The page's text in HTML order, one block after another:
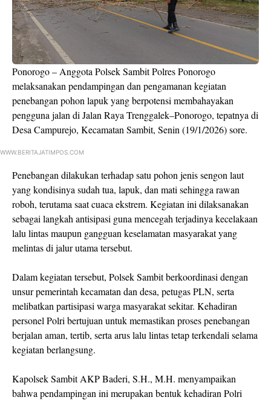
Ponorogo – Anggota Polsek Sambit Polres Ponorogo
melaksanakan pendampingan dan pengamanan kegiatan
penebangan pohon lapuk yang berpotensi membahayakan
pengguna jalan di Jalan Raya Trenggalek–Ponorogo, tepatnya di
Desa Campurejo, Kecamatan Sambit, Senin (19/1/2026) sore.
WWW.BERITAJATIMPOS.COM
Penebangan dilakukan terhadap satu pohon jenis sengon laut
yang kondisinya sudah tua, lapuk, dan mati sehingga rawan
roboh, terutama saat cuaca ekstrem. Kegiatan ini dilaksanakan
sebagai langkah antisipasi guna mencegah terjadinya kecelakaan
lalu lintas maupun gangguan keselamatan masyarakat yang
melintas di jalur utama tersebut.
Dalam kegiatan tersebut, Polsek Sambit berkoordinasi dengan
unsur pemerintah kecamatan dan desa, petugas PLN, serta
melibatkan partisipasi warga masyarakat sekitar. Kehadiran
personel Polri bertujuan untuk memastikan proses penebangan
berjalan aman, tertib, serta arus lalu lintas tetap terkendali selama
kegiatan berlangsung.
Kapolsek Sambit AKP Baderi, S.H., M.H. menyampaikan
bahwa pendampingan ini merupakan bentuk kehadiran Polri